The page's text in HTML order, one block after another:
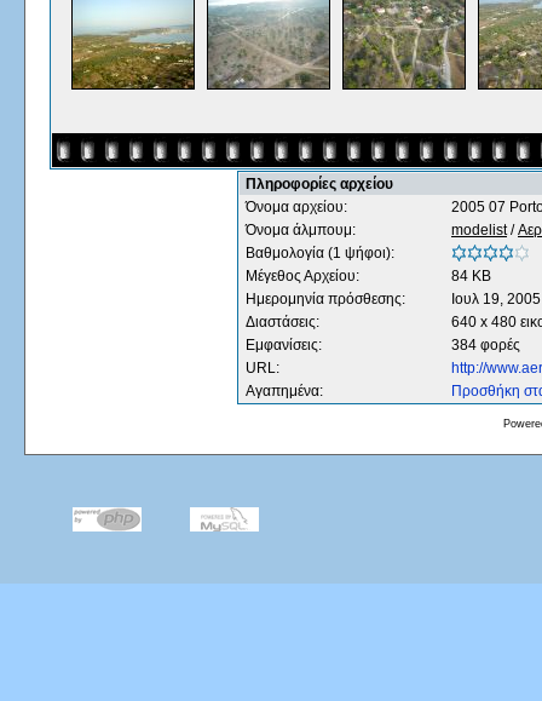
Πληροφορίες αρχείου
Όνομα αρχείου:
2005 07
Όνομα άλμπουμ:
modelist/
Βαθμολογία (1 ψήφοι):
Μέγεθος Αρχείου:
84 KB
Ημερομηνία πρόσθεσης:
Ιουλ 19, 2005
Διαστάσεις:
640 x 480
Εμφανίσεις:
384 φορές
URL:
http://
Αγαπημένα:
Προσθήκη